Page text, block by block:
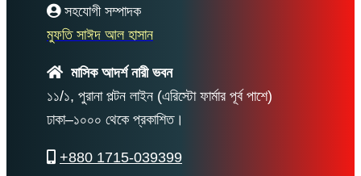
সহযোগী সম্পাদক
মুফতি সাঈদ আল হাসান
মাসিক আদর্শ নারী ভবন
১১/১, পুরানা পল্টন লাইন (এরিস্টো ফার্মার পূর্ব পাশে)
ঢাকা–১০০০ থেকে প্রকাশিত।
+880 1715-039399